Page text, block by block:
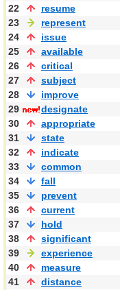
22
resume
23
represent
24
issue
25
available
26
critical
27
subject
28
improve
29
designate
30
appropriate
31
state
32
indicate
33
common
34
fall
35
prevent
36
current
37
hold
38
significant
39
experience
40
measure
41
distance